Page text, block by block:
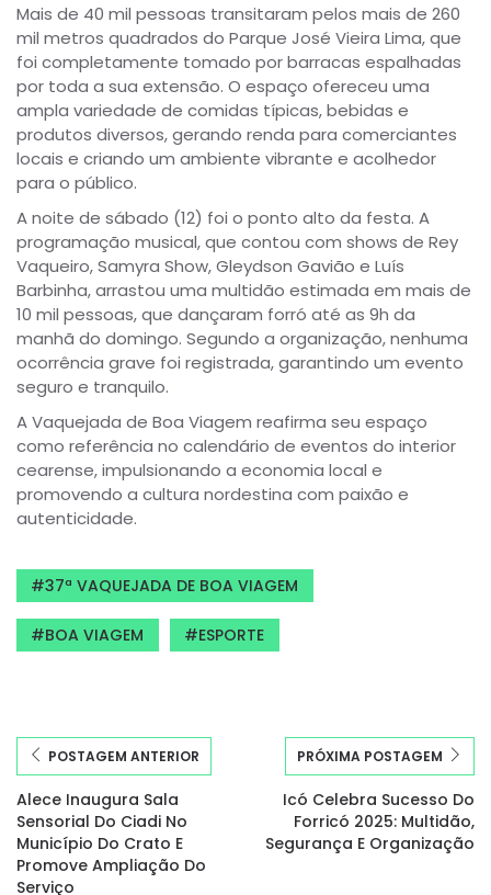
Mais de 40 mil pessoas transitaram pelos mais de 260
mil metros quadrados do Parque José Vieira Lima, que
foi completamente tomado por barracas espalhadas
por toda a sua extensão. O espaço ofereceu uma
ampla variedade de comidas típicas, bebidas e
produtos diversos, gerando renda para comerciantes
locais e criando um ambiente vibrante e acolhedor
para o público.
A noite de sábado (12) foi o ponto alto da festa. A
programação musical, que contou com shows de Rey
Vaqueiro, Samyra Show, Gleydson Gavião e Luís
Barbinha, arrastou uma multidão estimada em mais de
10 mil pessoas, que dançaram forró até as 9h da
manhã do domingo. Segundo a organização, nenhuma
ocorrência grave foi registrada, garantindo um evento
seguro e tranquilo.
A Vaquejada de Boa Viagem reafirma seu espaço
como referência no calendário de eventos do interior
cearense, impulsionando a economia local e
promovendo a cultura nordestina com paixão e
autenticidade.
37ª VAQUEJADA DE BOA VIAGEM
BOA VIAGEM ESPORTE
POSTAGEM ANTERIOR
Alece Inaugura Sala
Sensorial Do Ciadi No
Município Do Crato E
Promove Ampliação Do
Serviço
PRÓXIMA POSTAGEM
Icó Celebra Sucesso Do
Forricó 2025: Multidão,
Segurança E Organização